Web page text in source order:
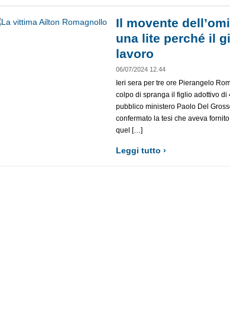
Il movente
una lite perché il
lavoro
06/07/2024 12.44
Ieri sera per tre ore Pierangelo
colpo di spranga il figlio adottivo di
pubblico ministero Paolo Del
confermato la tesi che aveva
quel […]
Leggi tutto ›